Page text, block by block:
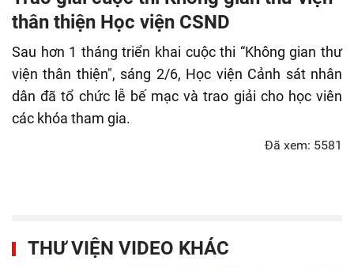
thân thiện Học viện CSND
Sau hơn 1 tháng triển khai cuộc thi “Không gian thư
viện thân thiện", sáng 2/6, Học viện Cảnh sát nhân
dân đã tổ chức lễ bế mạc và trao giải cho học viên
các khóa tham gia.
Đã xem: 5581
THƯ VIỆN VIDEO KHÁC